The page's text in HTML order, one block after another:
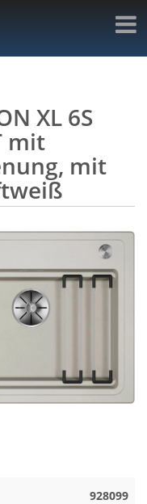
XL 6S
mit
mit
928099